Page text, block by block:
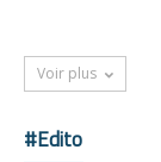
Voir plus
#Edito